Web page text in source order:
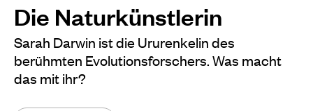
Die Naturkünstlerin
Sarah Darwin ist die Ururenkelin des
berühmten Evolutionsforschers. Was macht
das mit ihr?